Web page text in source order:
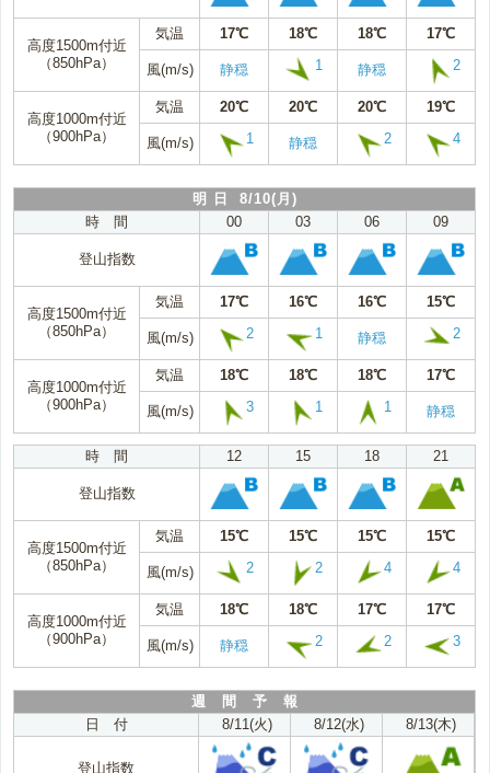
高度1500m付近
（850hPa）
気温 17℃ 18℃ 18℃ 17℃
風(m/s) 静穏 1 静穏 2
高度1000m付近
（900hPa）
気温 20℃ 20℃ 20℃ 19℃
風(m/s) 1 静穏 2 4
明 日 8/10(月)
時 間
00 03 06 09
登山指数
高度1500m付近
（850hPa）
気温 17℃ 16℃ 16℃ 15℃
風(m/s) 2 1 静穏 2
高度1000m付近
（900hPa）
気温 18℃ 18℃ 18℃ 17℃
風(m/s) 3 1 1 静穏
時 間 12 15 18 21
登山指数
高度1500m付近
（850hPa）
気温 15℃ 15℃ 15℃ 15℃
風(m/s) 2 2 4 4
高度1000m付近
（900hPa）
気温 18℃ 18℃ 17℃ 17℃
風(m/s) 静穏 2 2 3
週 間 予 報
日 付
8/11(火) 8/12(水) 8/13(木)
登山指数